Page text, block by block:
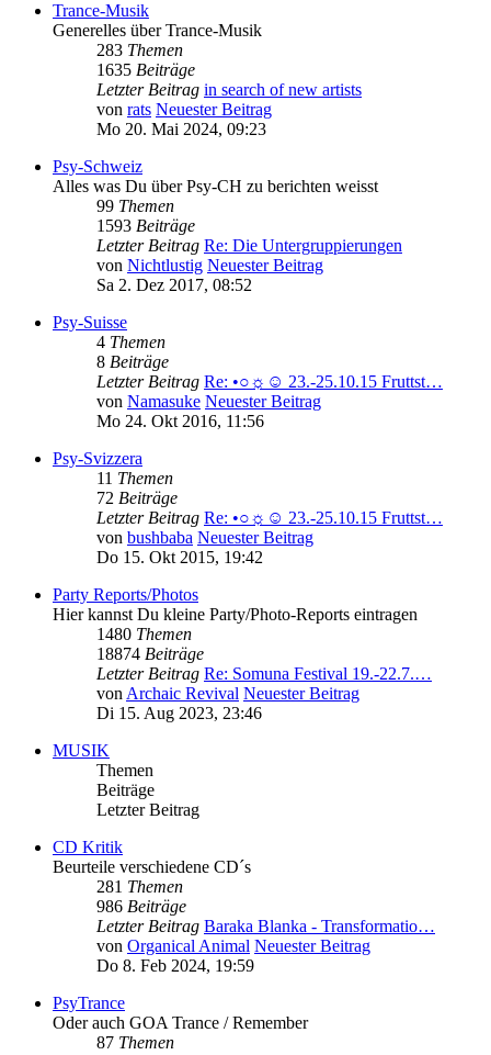
Trance-Musik
Generelles über Trance-Musik
283 Themen
1635 Beiträge
Letzter Beitrag in search of new artists
von rats Neuester Beitrag
Mo 20. Mai 2024, 09:23
Psy-Schweiz
Alles was Du über Psy-CH zu berichten weisst
99 Themen
1593 Beiträge
Letzter Beitrag Re: Die Untergruppierungen
von Nichtlustig Neuester Beitrag
Sa 2. Dez 2017, 08:52
Psy-Suisse
4 Themen
8 Beiträge
Letzter Beitrag Re: •○☼☺ 23.-25.10.15 Fruttst…
von Namasuke Neuester Beitrag
Mo 24. Okt 2016, 11:56
Psy-Svizzera
11 Themen
72 Beiträge
Letzter Beitrag Re: •○☼☺ 23.-25.10.15 Fruttst…
von bushbaba Neuester Beitrag
Do 15. Okt 2015, 19:42
Party Reports/Photos
Hier kannst Du kleine Party/Photo-Reports eintragen
1480 Themen
18874 Beiträge
Letzter Beitrag Re: Somuna Festival 19.-22.7.…
vonArchaic Revival Neuester Beitrag
Di 15. Aug 2023, 23:46
MUSIK
Themen
Beiträge
Letzter Beitrag
CD Kritik
Beurteile verschiedene CD´s
281 Themen
986 Beiträge
Letzter Beitrag Baraka Blanka - Transformatio…
von Organical Animal Neuester Beitrag
Do 8. Feb 2024, 19:59
PsyTrance
Oder auch GOA Trance / Remember
87 Themen